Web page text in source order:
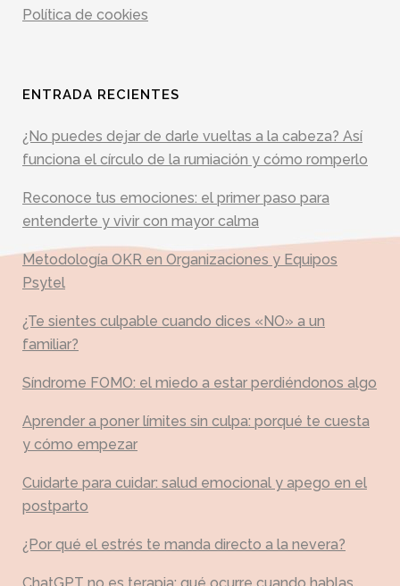
Política de cookies
ENTRADA RECIENTES
¿No puedes dejar de darle vueltas a la cabeza? Así
funciona el círculo de la rumiación y cómo romperlo
Reconoce tus emociones: el primer paso para
entenderte y vivir con mayor calma
Metodología OKR en Organizaciones y Equipos
Psytel
¿Te sientes culpable cuando dices «NO» a un
familiar?
Síndrome FOMO: el miedo a estar perdiéndonos algo
Aprender a poner límites sin culpa: porqué te cuesta
y cómo empezar
Cuidarte para cuidar: salud emocional y apego en el
postparto
¿Por qué el estrés te manda directo a la nevera?